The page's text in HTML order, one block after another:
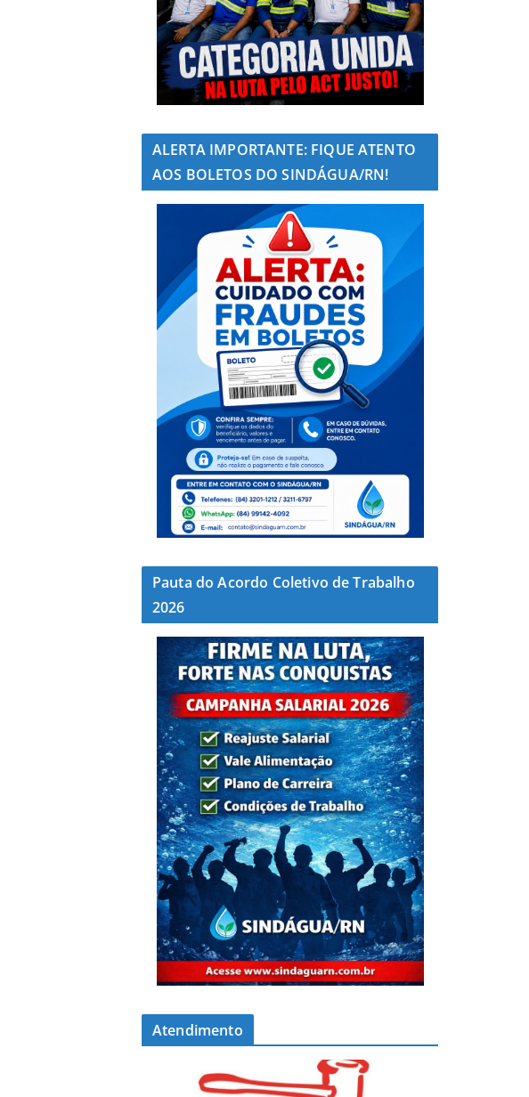
ALERTA IMPORTANTE: FIQUE ATENTO
AOS BOLETOS DO SINDÁGUA/RN!
Pauta do Acordo Coletivo de Trabalho
2026
Atendimento